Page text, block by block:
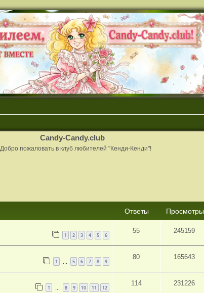
Candy-Candy.club
Добро пожаловать в клуб любителей "Кенди-Кенди"!
Ответы Просмотры
1 2 3 4 5 6
55 245159
1 5 6 7 8 9
80 165643
1 8 9 10 11 12
114 231226